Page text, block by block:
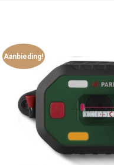
Aanbieding!